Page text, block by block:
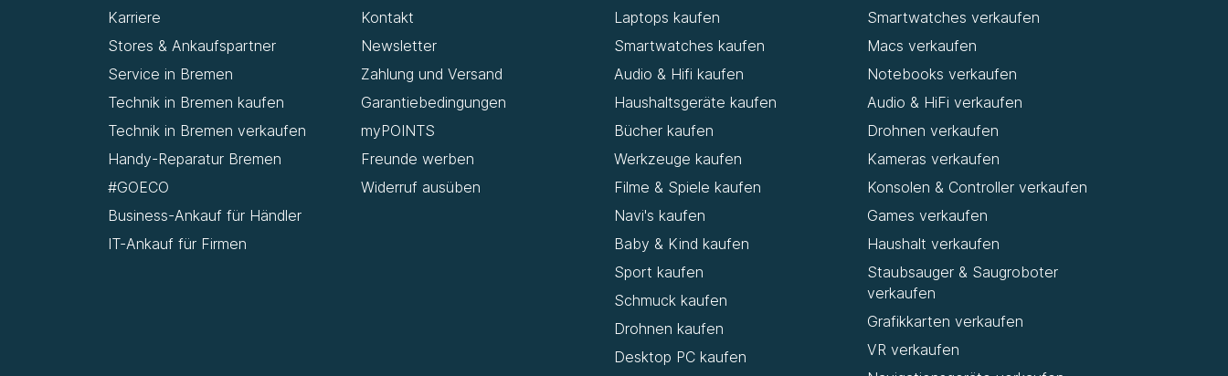
Karriere
Stores & Ankaufspartner
Service in Bremen
Technik in Bremen kaufen
Technik in Bremen verkaufen
Handy-Reparatur Bremen
#GOECO
Business-Ankauf für Händler
IT-Ankauf für Firmen
Kontakt
Newsletter
Zahlung und Versand
Garantiebedingungen
myPOINTS
Freunde werben
Widerruf ausüben
Laptops kaufen
Smartwatches kaufen
Audio & Hifi kaufen
Haushaltsgeräte kaufen
Bücher kaufen
Werkzeuge kaufen
Filme & Spiele kaufen
Navi's kaufen
Baby & Kind kaufen
Sport kaufen
Schmuck kaufen
Drohnen kaufen
Desktop PC kaufen
Smartwatches verkaufen
Macs verkaufen
Notebooks verkaufen
Audio & HiFi verkaufen
Drohnen verkaufen
Kameras verkaufen
Konsolen & Controller verkaufen
Games verkaufen
Haushalt verkaufen
Staubsauger & Saugroboter
verkaufen
Grafikkarten verkaufen
VR verkaufen